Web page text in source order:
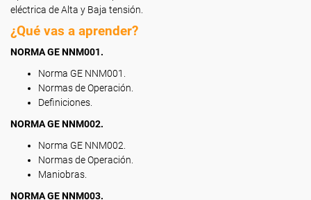
eléctrica de Alta y Baja tensión.
¿Qué vas a aprender?
NORMA GE NNM001.
Norma GE NNM001.
Normas de Operación.
Definiciones.
NORMA GE NNM002.
Norma GE NNM002.
Normas de Operación.
Maniobras.
NORMA GE NNM003.